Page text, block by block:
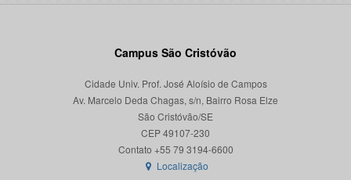
Campus São Cristóvão
Cidade Univ. Prof. José Aloísio de Campos
Av. Marcelo Deda Chagas, s/n, Bairro Rosa Elze
São Cristóvão/SE
CEP 49107-230
Localização